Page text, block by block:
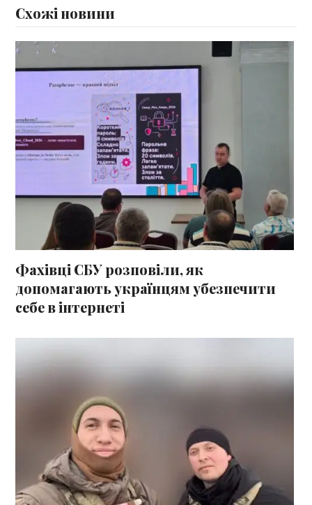
Схожі новини
Фахівці СБУ розповіли, як
допомагають українцям убезпечити
себе в інтернеті